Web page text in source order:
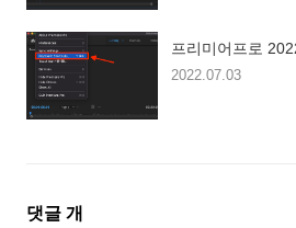
프리미어프로
2022.07.03
댓
댓글 개